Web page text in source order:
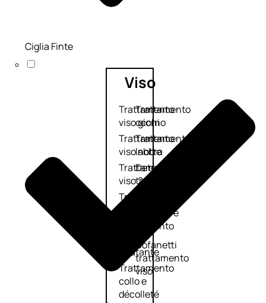
Viso
Trattamento
viso giorno
Trattamento
viso notte
Trattamento
viso 24 ore
Trattamento
Trattamento
idratante
Trattamento
collo e
décolleté
Trattamento
occhi
Trattamento
labbra
Detergenti
trattanti
Maschere
Sieri
Cofanetti
trattamento
viso
Ciglia Finte